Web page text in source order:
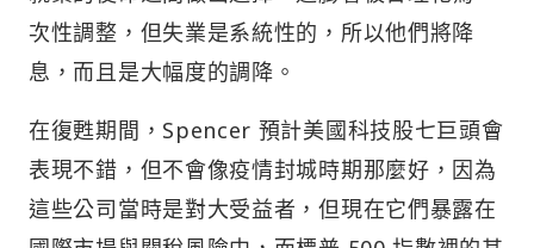
次性調整，但失業是系統性的，所以他們將降
息，而且是大幅度的調降。
在復甦期間，Spencer 預計美國科技股七巨頭會
表現不錯，但不會像疫情封城時期那麼好，因為
這些公司當時是對大受益者，但現在它們暴露在